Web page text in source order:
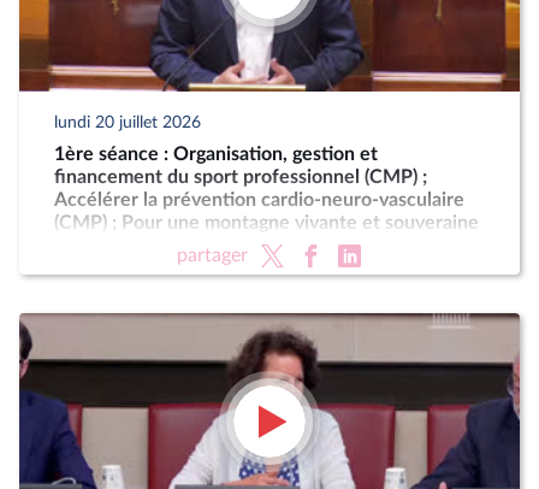
lundi 20 juillet 2026
1ère séance : Organisation, gestion et
financement du sport professionnel (CMP) ;
Accélérer la prévention cardio-neuro-vasculaire
(CMP) ; Pour une montagne vivante et souveraine
partager